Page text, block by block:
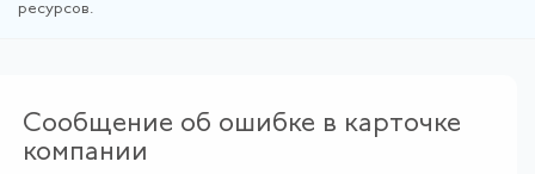
ресурсов.
Сообщение об ошибке в карточке
компании